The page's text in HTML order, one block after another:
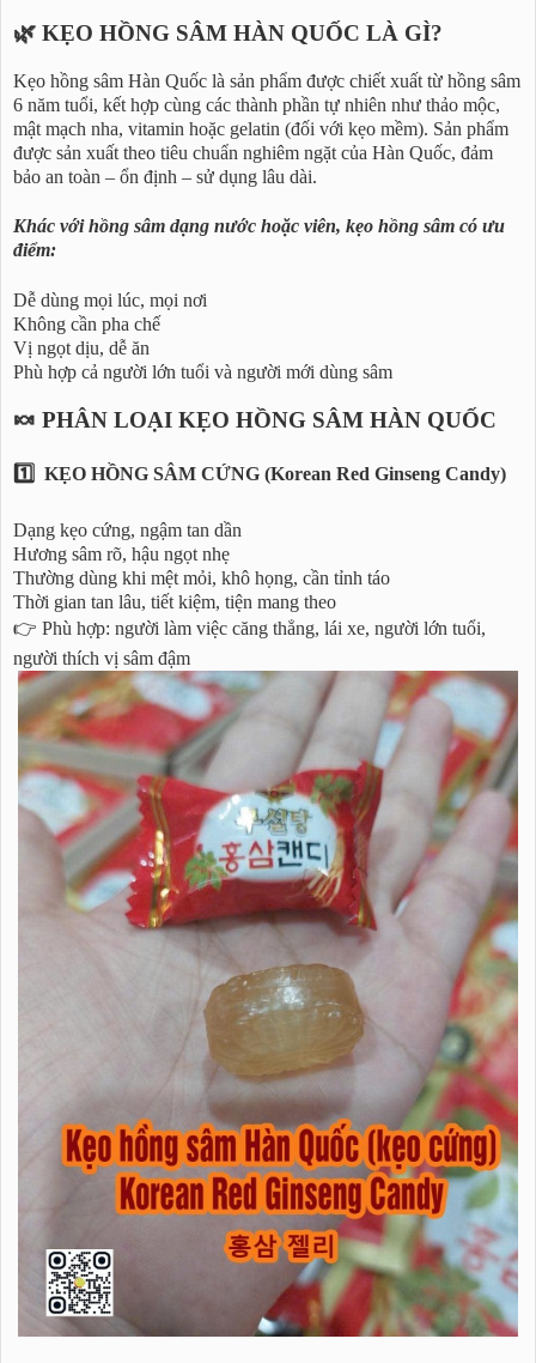
🌿 KẸO HỒNG SÂM HÀN QUỐC LÀ GÌ?
Kẹo hồng sâm Hàn Quốc là sản phẩm được chiết xuất từ hồng sâm
6 năm tuổi, kết hợp cùng các thành phần tự nhiên như thảo mộc,
mật mạch nha, vitamin hoặc gelatin (đối với kẹo mềm). Sản phẩm
được sản xuất theo tiêu chuẩn nghiêm ngặt của Hàn Quốc, đảm
bảo an toàn – ổn định – sử dụng lâu dài.
Khác với hồng sâm dạng nước hoặc viên, kẹo hồng sâm có ưu
điểm:
Dễ dùng mọi lúc, mọi nơi
Không cần pha chế
Vị ngọt dịu, dễ ăn
Phù hợp cả người lớn tuổi và người mới dùng sâm
🍬 PHÂN LOẠI KẸO HỒNG SÂM HÀN QUỐC
1️⃣ KẸO HỒNG SÂM CỨNG (Korean Red Ginseng Candy)
Dạng kẹo cứng, ngậm tan dần
Hương sâm rõ, hậu ngọt nhẹ
Thường dùng khi mệt mỏi, khô họng, cần tỉnh táo
Thời gian tan lâu, tiết kiệm, tiện mang theo
👉 Phù hợp: người làm việc căng thẳng, lái xe, người lớn tuổi,
người thích vị sâm đậm